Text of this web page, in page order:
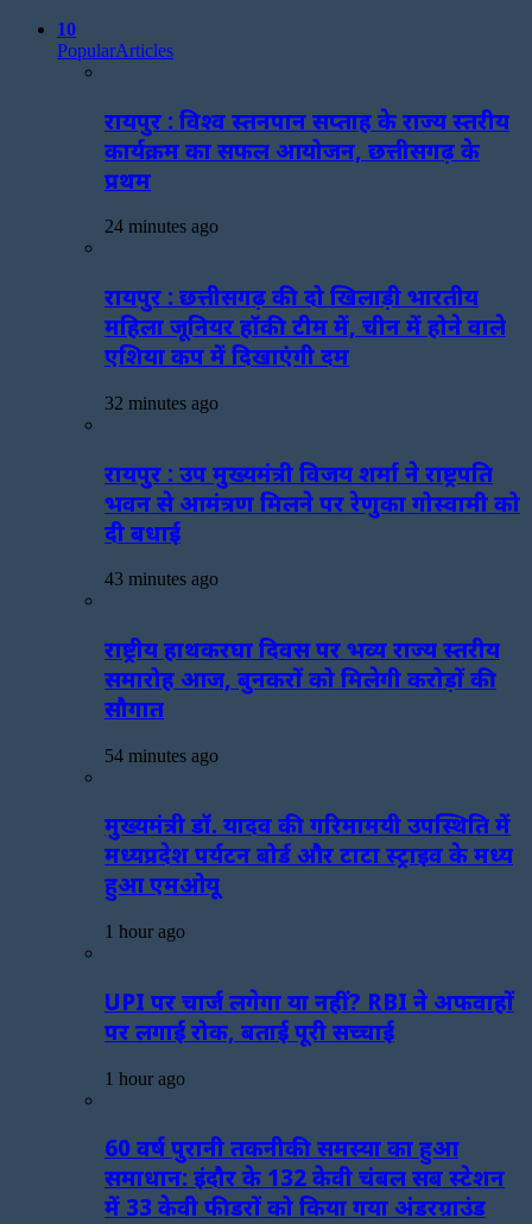
10
PopularArticles
रायपुर : विश्व स्तनपान सप्ताह के राज्य स्तरीय
कार्यक्रम का सफल आयोजन, छत्तीसगढ़ के
प्रथम
24 minutes ago
रायपुर : छत्तीसगढ़ की दो खिलाड़ी भारतीय
महिला जूनियर हॉकी टीम में, चीन में होने वाले
एशिया कप में दिखाएंगी दम
32 minutes ago
रायपुर : उप मुख्यमंत्री विजय शर्मा ने राष्ट्रपति
भवन से आमंत्रण मिलने पर रेणुका गोस्वामी को
दी बधाई
43 minutes ago
राष्ट्रीय हाथकरघा दिवस पर भव्य राज्य स्तरीय
समारोह आज, बुनकरों को मिलेगी करोड़ों की
सौगात
54 minutes ago
मुख्यमंत्री डॉ. यादव की गरिमामयी उपस्थिति में
मध्यप्रदेश पर्यटन बोर्ड और टाटा स्ट्राइव के मध्य
हुआ एमओयू
1 hour ago
UPI पर चार्ज लगेगा या नहीं? RBI ने अफवाहों
पर लगाई रोक, बताई पूरी सच्चाई
1 hour ago
60 वर्ष पुरानी तकनीकी समस्या का हुआ
समाधान: इंदौर के 132 केवी चंबल सब स्टेशन
में 33 केवी फीडरों को किया गया अंडरग्राउंड